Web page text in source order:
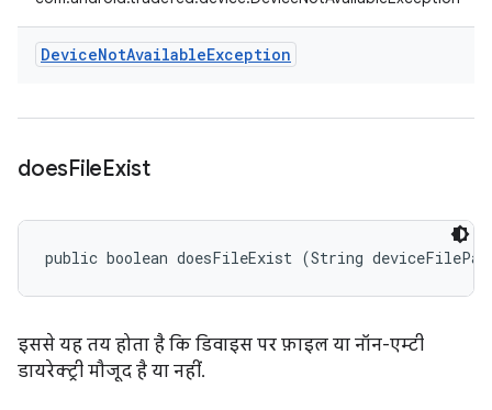
DeviceNotAvailableException
doesFileExist
public boolean doesFileExist (String
इससे यह तय होता है कि डिवाइस पर फ़ाइल या नॉन-एम्टी
डायरेक्ट्री मौजूद है या नहीं.